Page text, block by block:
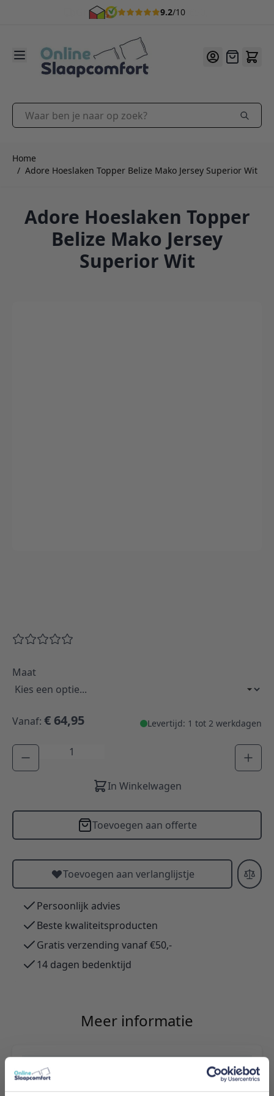
9.2/10
Offerte
Waar ben je naar op zoek?
Home
/ Adore Hoeslaken Topper Belize Mako Jersey Superior Wit
Adore Hoeslaken Topper
Belize Mako Jersey
Superior Wit
Maat
Vanaf: € 64,95 Levertijd: 1 tot 2 werkdagen
Aantal
In Winkelwagen
Toevoegen aan offerte
Toevoegen aan verlanglijstje
Persoonlijk advies
Beste kwaliteitsproducten
Gratis verzending vanaf €50,-
14 dagen bedenktijd
Meer informatie
Merk